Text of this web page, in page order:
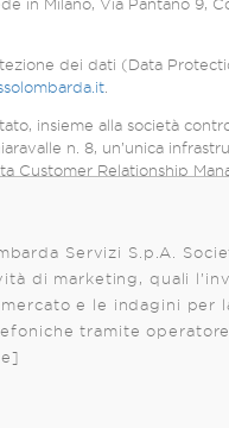
in Milano, Via Pantano 9,
dei dati (Data
insieme alla società
n. 8, un’unica
Relationship
utenze per l’accesso alle
a tali aree riservate con
CRM, indicati alla lettera b)
quindi finalità e mezzi
Benefit Pertanto, per tali
degli obblighi derivanti
Servizi S.p.A.
di marketing, quali
e le indagini per
tradizionale